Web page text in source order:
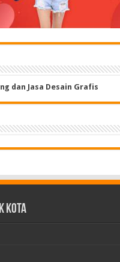
dan Jasa Desain Grafis
Kota